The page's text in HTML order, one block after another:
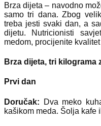
Brza dijeta – navodno
samo tri dana. Zbog
treba jesti svaki dan, a
dijetu. Nutricionisti
medom, procijenite
Brza dijeta, tri kilograma
Prvi dan
Doručak: Dva meko
kašikom meda. Šolja kafe